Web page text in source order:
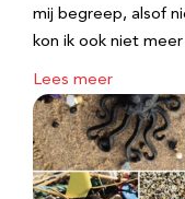
mij begreep, alsof
kon ik ook niet
Lees meer